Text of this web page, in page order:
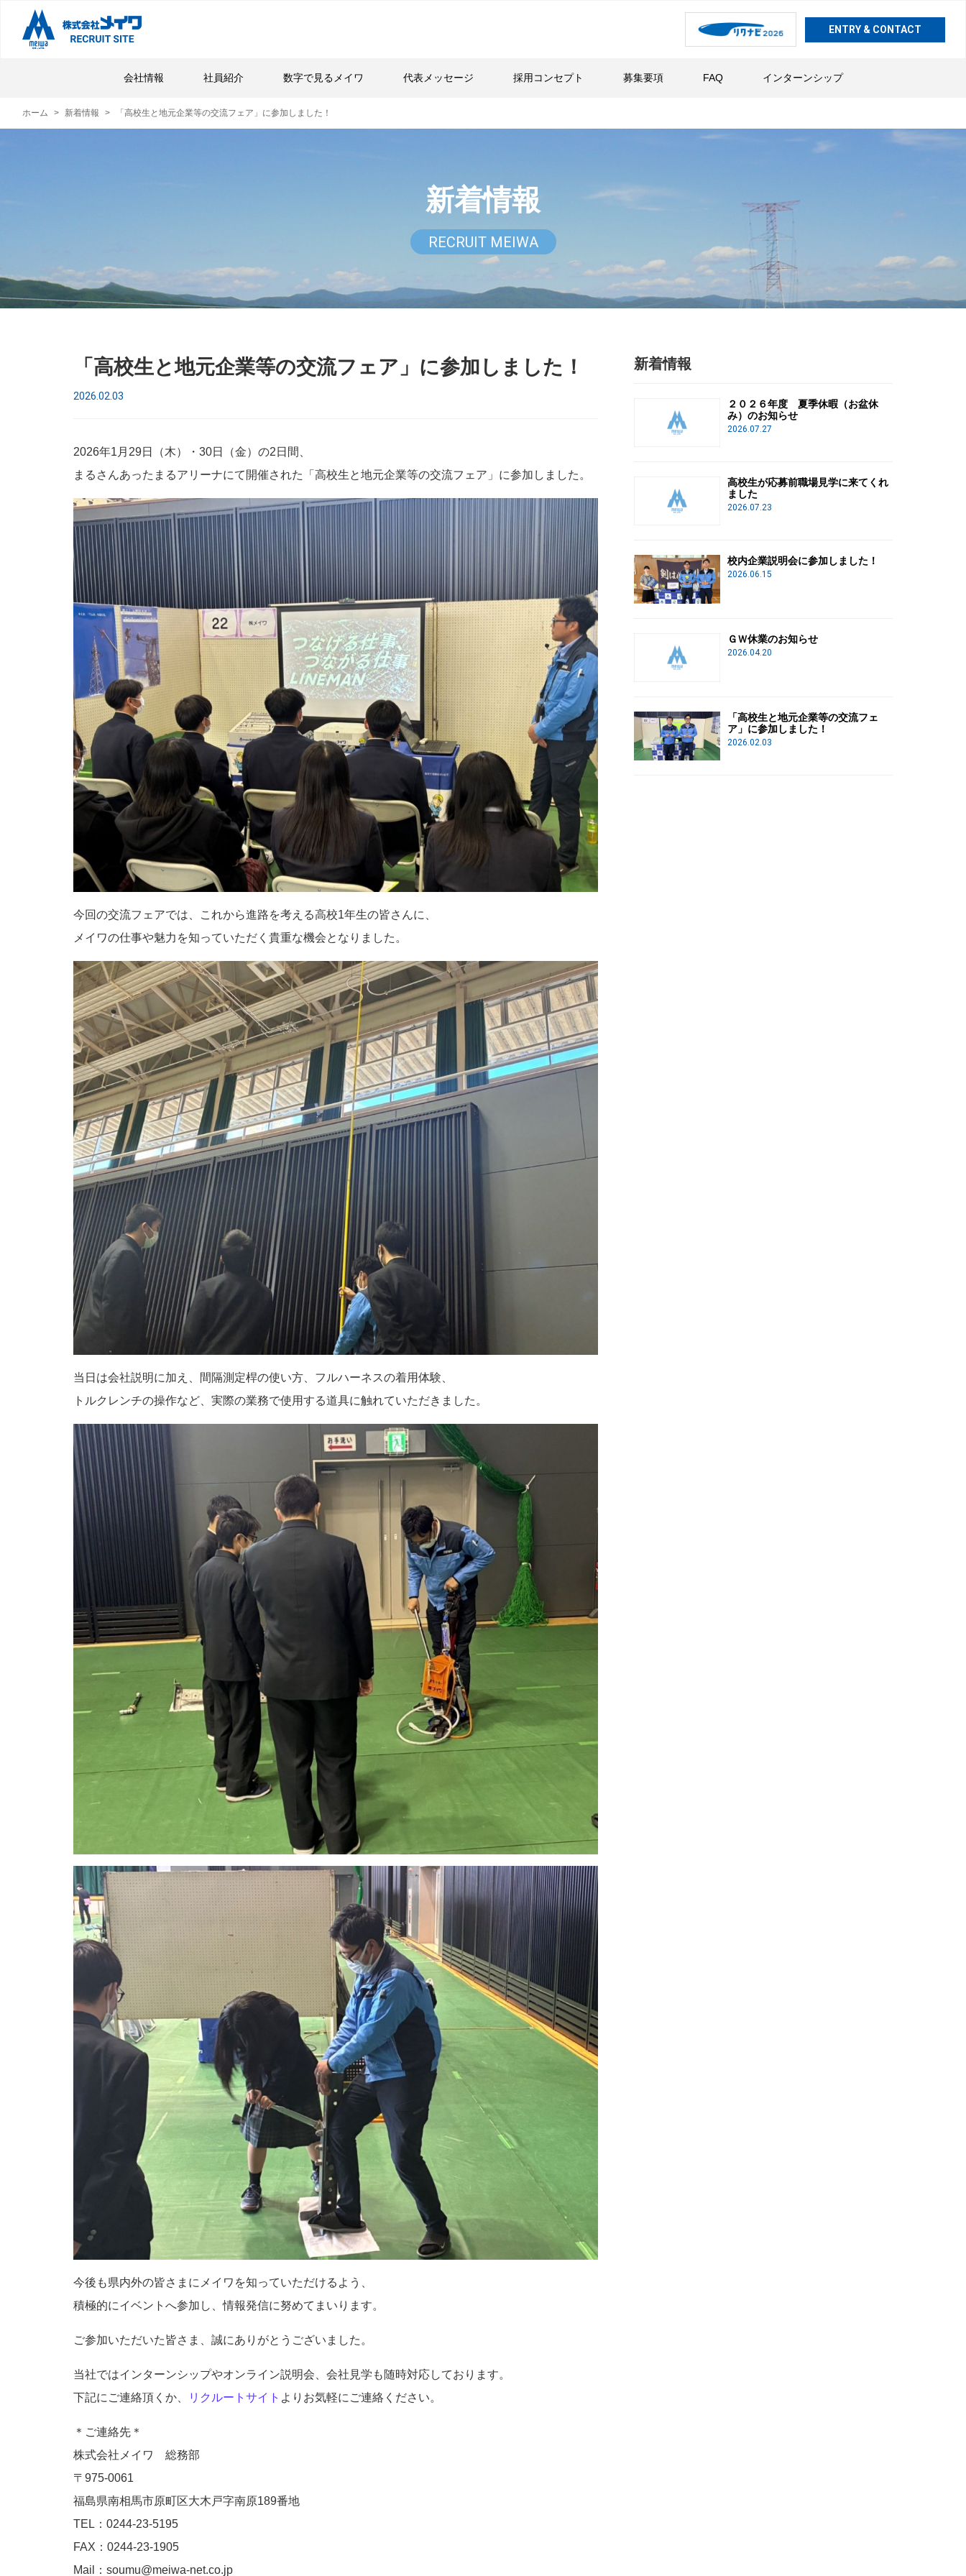
ENTRY & CONTACT
会社情報 社員紹介 数字で見るメイワ 代表メッセージ 採用コンセプト 募集要項 FAQ インターンシップ
ホーム 新着情報 「高校生と地元企業等の交流フェア」に参加しました！
新着情報
RECRUIT MEIWA
「高校生と地元企業等の交流フェア」に参加しました！
2026.02.03
2026年1月29日（木）・30日（金）の2日間、
まるさんあったまるアリーナにて開催された「高校生と地元企業等の交流フェア」に参加しました。
今回の交流フェアでは、これから進路を考える高校1年生の皆さんに、
メイワの仕事や魅力を知っていただく貴重な機会となりました。
当日は会社説明に加え、間隔測定桿の使い方、フルハーネスの着用体験、
トルクレンチの操作など、実際の業務で使用する道具に触れていただきました。
今後も県内外の皆さまにメイワを知っていただけるよう、
積極的にイベントへ参加し、情報発信に努めてまいります。
ご参加いただいた皆さま、誠にありがとうございました。
当社ではインターンシップやオンライン説明会、会社見学も随時対応しております。
下記にご連絡頂くか、
リクルートサイト よりお気軽にご連絡ください。
＊ご連絡先＊
株式会社メイワ 総務部
〒975-0061
福島県南相馬市原町区大木戸字南原189番地
TEL：0244-23-5195
FAX：0244-23-1905
Mail：soumu@meiwa-net.co.jp
新着情報
２０２６年度 夏季休暇（お盆休
み）のお知らせ
2026.07.27
高校生が応募前職場見学に来てくれ
ました
2026.07.23
校内企業説明会に参加しました！
2026.06.15
ＧＷ休業のお知らせ
2026.04.20
「高校生と地元企業等の交流フェ
ア」に参加しました！
2026.02.03